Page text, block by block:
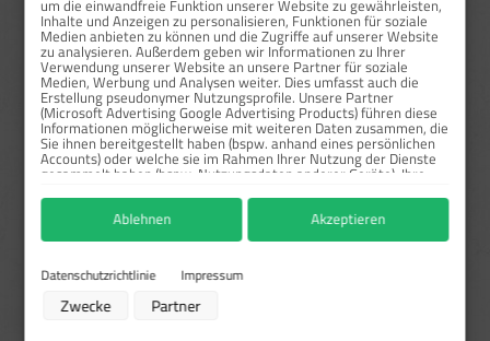
ab50 3,22 €* 84,97 %
Preise exkl. MwSt. zzgl. Versandkosten
Sofort verfügbar, Lieferzeit: 1-3 Tage
Größeauswählen
35x68 mm
50x96 mm 60x116 mm
68x35 mm
88x168 mm
96x50 mm 116x60 mm
168x88 mm
Folie
Produkt Anzahl: Gib den gewünschten Wert ein oder benutze die Schaltflächen um die Anzahl zu
um die einwandfreie Funktion unserer Website zu gewährleisten,
Inhalte und Anzeigen zu personalisieren, Funktionen für soziale
Medien anbieten zu können und die Zugriffe auf unserer Website
zu analysieren. Außerdem geben wir Informationen zu Ihrer
Verwendung unserer Website an unsere Partner für soziale
Medien, Werbung und Analysen weiter. Dies umfasst auch die
Erstellung pseudonymer Nutzungsprofile. Unsere Partner
(Microsoft Advertising Google Advertising Products) führen diese
Informationen möglicherweise mit weiteren Daten zusammen, die
Sie ihnen bereitgestellt haben (bspw. anhand eines persönlichen
Accounts) oder welche sie im Rahmen Ihrer Nutzung der Dienste
gesammelt haben (bspw. Nutzungsdaten anderer Geräte). Ihre
jederzeit widerrufen, indem Sie auf den Datenschutz-Button links
unten klicken und dort die entsprechenden Anpassungen
vornehmen.
Zwecke der Datenverarbeitung durch unsere Partner:
Verwendung reduzierter Daten zur Auswahl von Werbeanzeigen
Datenschutzrichtlinie Impressum
Zwecke Partner
Ablehnen Akzeptieren